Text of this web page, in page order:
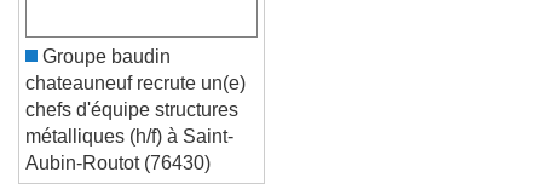
Groupe baudin
chateauneuf recrute un(e)
chefs d'équipe structures
métalliques (h/f) à Saint-
Aubin-Routot (76430)